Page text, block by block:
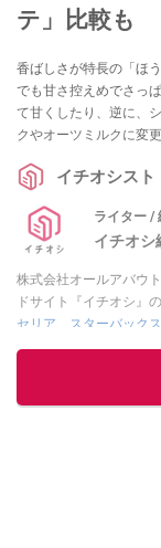
テ」比較も
香ばしさが特長の「ほ
でも甘さ控えめでさっ
て甘くしたり、逆に、
クやオーツミルクに変
「ほうじ茶＆クラシッ
イチオシスト
ライター /
イチオシ
株式会社オールアバウ
ドサイト『イチオシ』
セリア
スターバックス
を通してご紹介。話題
す。配信しているコン
レビューしています。
ニュースでフォローし